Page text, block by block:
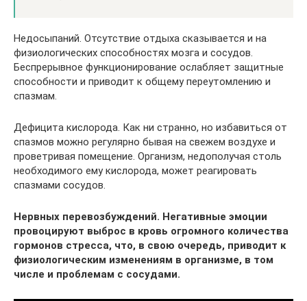
Недосыпаний. Отсутствие отдыха сказывается и на
физиологических способностях мозга и сосудов.
Беспрерывное функционирование ослабляет защитные
способности и приводит к общему переутомлению и
спазмам.
Дефицита кислорода. Как ни странно, но избавиться от
спазмов можно регулярно бывая на свежем воздухе и
проветривая помещение. Организм, недополучая столь
необходимого ему кислорода, может реагировать
спазмами сосудов.
Нервных перевозбуждений. Негативные эмоции
провоцируют выброс в кровь огромного количества
гормонов стресса, что, в свою очередь, приводит к
физиологическим изменениям в организме, в том
числе и проблемам с сосудами.